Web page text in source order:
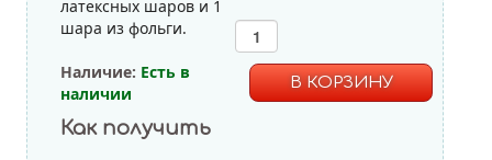
латексных шаров и 1
шара из фольги.
Наличие: Есть в
наличии
Как получить